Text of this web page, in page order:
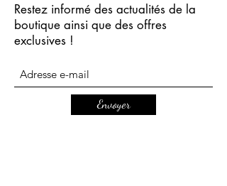
Restez informé des actualités de la
boutique ainsi que des offres
exclusives !
Envoyer